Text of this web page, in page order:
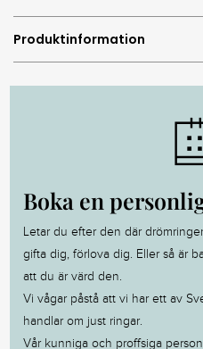
Produktinformation
Boka en
Letar du efter den där
gifta dig, förlova dig. Eller så är
att du är värd den.
Vi vågar påstå att vi har ett av
handlar om just ringar.
Vår kunniga och proffsiga